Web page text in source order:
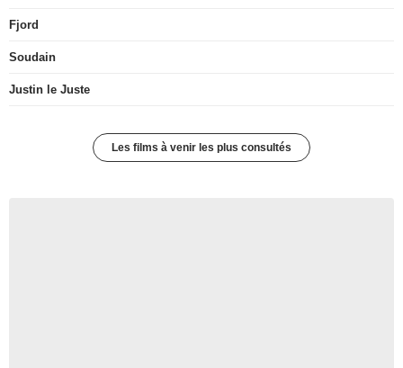
Fjord
Soudain
Justin le Juste
Les films à venir les plus consultés